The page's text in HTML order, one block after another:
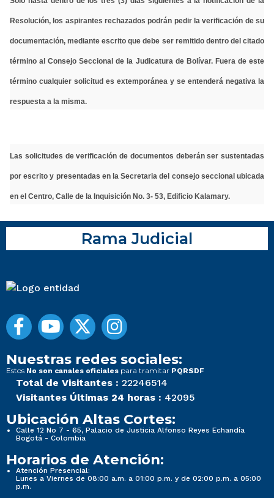
Resolución, los aspirantes rechazados podrán pedir la verificación de su
documentación, mediante escrito que debe ser remitido dentro del citado
término al Consejo Seccional de la Judicatura de Bolívar. Fuera de este
término cualquier solicitud es extemporánea y se entenderá negativa la
respuesta a la misma.
Las solicitudes de verificación de documentos deberán ser sustentadas
por escrito y presentadas en la Secretaria del consejo seccional ubicada
en el Centro, Calle de la Inquisición No. 3- 53, Edificio Kalamary.
Rama Judicial
Nuestras redes sociales:
Estos No son canales oficiales para tramitar PQRSDF
Total de Visitantes : 22246514
Visitantes Últimas 24 horas : 42095
Ubicación Altas Cortes:
Calle 12 No 7 - 65, Palacio de Justicia Alfonso Reyes Echandía
Bogotá - Colombia
Horarios de Atención:
Atención Presencial:
Lunes a Viernes de 08:00 a.m. a 01:00 p.m. y de 02:00 p.m. a 05:00
p.m.